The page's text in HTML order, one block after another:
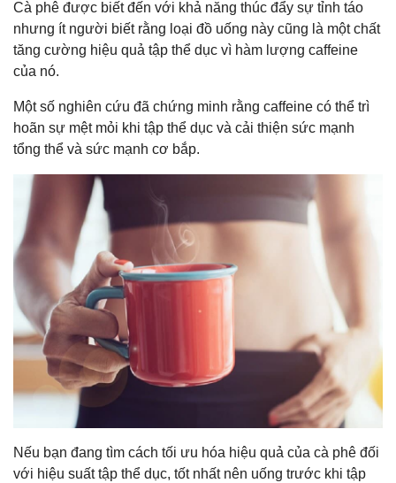
Cà phê được biết đến với khả năng thúc đẩy sự tỉnh táo
nhưng ít người biết rằng loại đồ uống này cũng là một chất
tăng cường hiệu quả tập thể dục vì hàm lượng caffeine
của nó.
Một số nghiên cứu đã chứng minh rằng caffeine có thể trì
hoãn sự mệt mỏi khi tập thể dục và cải thiện sức mạnh
tổng thể và sức mạnh cơ bắp.
Nếu bạn đang tìm cách tối ưu hóa hiệu quả của cà phê đối
với hiệu suất tập thể dục, tốt nhất nên uống trước khi tập